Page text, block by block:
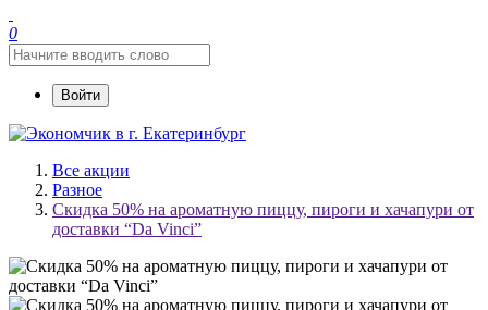
0
Войти
Все акции
Разное
Скидка 50% на ароматную пиццу, пироги и хачапури от
доставки “Da Vinci”